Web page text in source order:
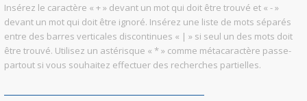
Insérez le caractère « + » devant un mot qui doit être trouvé et « - »
devant un mot qui doit être ignoré. Insérez une liste de mots séparés
entre des barres verticales discontinues « | » si seul un des mots doit
être trouvé. Utilisez un astérisque « * » comme métacaractère passe-
partout si vous souhaitez effectuer des recherches partielles.